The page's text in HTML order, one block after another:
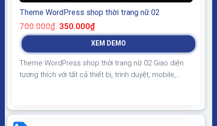
Theme WordPress shop thời trang nữ 02
700.000₫ Giá
gốc
là:
350.000₫Giá
tại
là:
XEM DEMO
Theme WordPress shop thời trang nữ 02 Giao diện
tương thích với tất cả thiết bị, trình duyệt, mobile,
load nhanh nhẹ tối ưu với các công cụ tìm kiếm
Theme sạch hoàn toàn 100% không...